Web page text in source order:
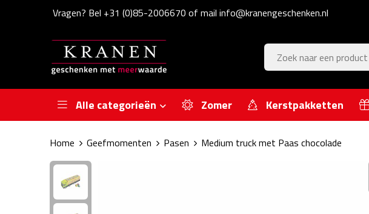
Vragen? Bel +31 (0)85-2006670 of mail info@kranengeschenken.nl
Alle categorieën Zomer Kerstpakketten
Home Geefmomenten Pasen Medium truck met Paas chocolade